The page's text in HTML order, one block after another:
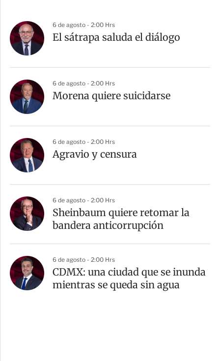
6 de agosto - 2:00 Hrs
El sátrapa saluda el diálogo
6 de agosto - 2:00 Hrs
Morena quiere suicidarse
6 de agosto - 2:00 Hrs
Agravio y censura
6 de agosto - 2:00 Hrs
Sheinbaum quiere retomar la
bandera anticorrupción
6 de agosto - 2:00 Hrs
CDMX: una ciudad que se inunda
mientras se queda sin agua